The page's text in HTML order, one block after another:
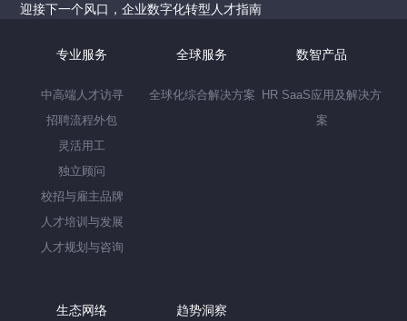
迎接下一个风口，企业数字化转型人才指南
专业服务
中高端人才访寻
招聘流程外包
灵活用工
独立顾问
校招与雇主品牌
人才培训与发展
人才规划与咨询
全球服务
全球化综合解决方案
数智产品
HR SaaS应用及解决方
案
生态网络 趋势洞察